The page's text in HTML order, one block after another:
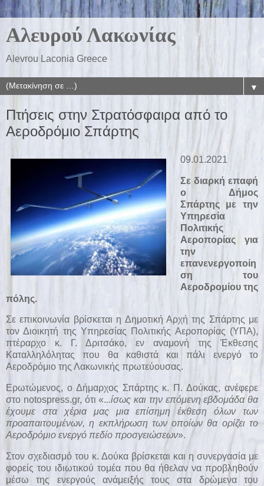
Αλευρού Λακωνίας
Alevrou Laconia Greece
▼
Πτήσεις στην Στρατόσφαιρα από το
Αεροδρόμιο Σπάρτης
09.01.2021
Σε διαρκή επαφή
ο Δήμος
Σπάρτης με την
Υπηρεσία
Πολιτικής
Αεροπορίας για
την
επανενεργοποίη
ση του
Αεροδρομίου της
πόλης.
Σε επικοινωνία βρίσκεται η Δημοτική Αρχή της Σπάρτης με
τον Διοικητή της Υπηρεσίας Πολιτικής Αεροπορίας (ΥΠΑ),
πτέραρχο κ. Γ. Δριτσάκο, εν αναμονή της Έκθεσης
Καταλληλόλητας που θα καθιστά και πάλι ενεργό το
Αεροδρόμιο της Λακωνικής πρωτεύουσας.
Ερωτώμενος, ο Δήμαρχος Σπάρτης κ. Π. Δούκας, ανέφερε
στο notospress.gr, ότι «...ίσως και την επόμενη εβδομάδα θα
έχουμε στα χέρια μας μια επίσημη έκθεση όλων των
προαπαιτουμένων, η εκπλήρωση των οποίων θα ορίζει το
Αεροδρόμιο ενεργό πεδίο προσγειώσεων».
Στον σχεδιασμό του κ. Δούκα βρίσκεται και η συνεργασία με
φορείς του ιδιωτικού τομέα που θα ήθελαν να προβληθούν
μέσω της ενεργούς ανάμειξής τους στα δρώμενα του